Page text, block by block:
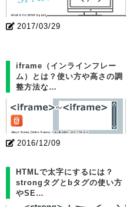
2017/03/29
iframe（インラインフレー
ム）とは？使い方や高さの調
整方法な…
2016/12/09
HTMLで太字にするには？
strongタグとbタグの使い方
やSE…